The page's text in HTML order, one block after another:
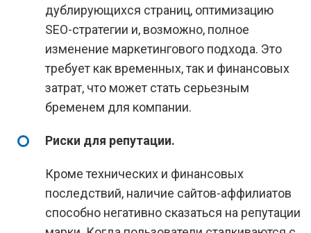
дублирующихся страниц, оптимизацию
SEO-стратегии и, возможно, полное
изменение маркетингового подхода. Это
требует как временных, так и финансовых
затрат, что может стать серьезным
бременем для компании.
Риски для репутации.
Кроме технических и финансовых
последствий, наличие сайтов-аффилиатов
способно негативно сказаться на репутации